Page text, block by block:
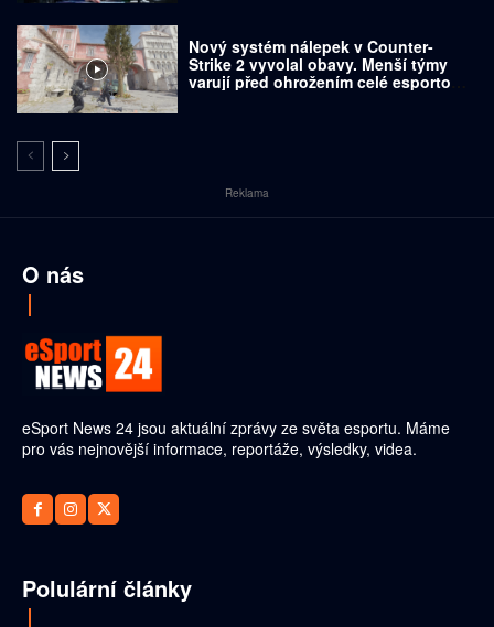
Nový systém nálepek v Counter-
Strike 2 vyvolal obavy. Menší týmy
varují před ohrožením celé esportové
Reklama
O nás
eSport News 24 jsou aktuální zprávy ze světa esportu. Máme
pro vás nejnovější informace, reportáže, výsledky, videa.
Polulární články